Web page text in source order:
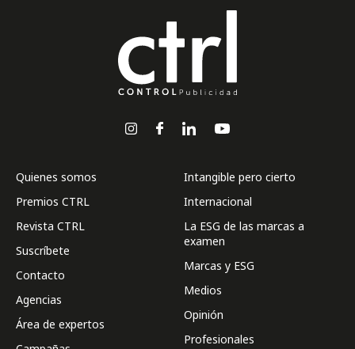
Quienes somos
Premios CTRL
Revista CTRL
Suscríbete
Contacto
Agencias
Área de expertos
Intangible pero cierto
Internacional
La ESG de las marcas a
examen
Marcas y ESG
Medios
Opinión
Profesionales